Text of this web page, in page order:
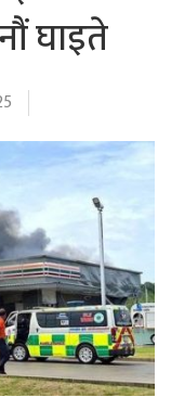
घाइते